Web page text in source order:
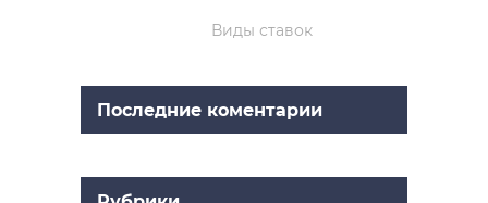
Виды ставок
Последние коментарии